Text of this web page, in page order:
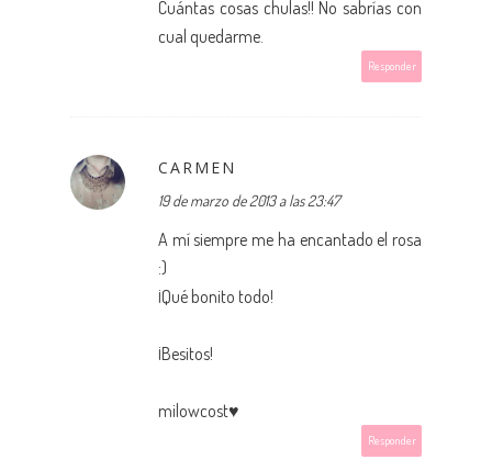
Cuántas cosas chulas!! No sabrías con
cual quedarme.
Responder
CARMEN
19 de marzo de 2013 a las 23:47
A mí siempre me ha encantado el rosa
:)
¡Qué bonito todo!
¡Besitos!
milowcost♥
Responder